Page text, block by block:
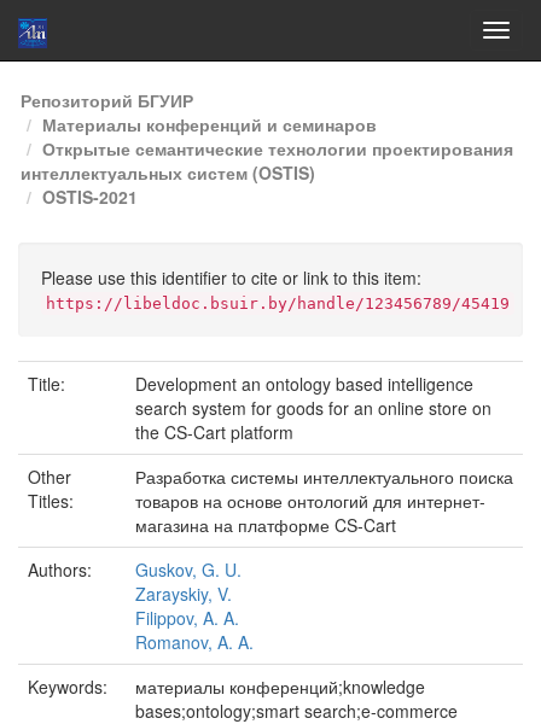
Skip
navigation
Репозиторий БГУИР
Материалы конференций и семинаров
Открытые семантические технологии проектирования
интеллектуальных систем (OSTIS)
OSTIS-2021
Please use this identifier to cite or link to this item:
https://libeldoc.bsuir.by/handle/123456789/45419
Title:
Development an ontology based intelligence
search system for goods for an online store on
the CS-Cart platform
Other
Titles:
Разработка системы интеллектуального поиска
товаров на основе онтологий для интернет-
магазина на платформе CS-Cart
Authors:
Guskov, G. U.
Zarayskiy, V.
Filippov, A. A.
Romanov, A. A.
Keywords:
материалы конференций;knowledge
bases;ontology;smart search;e-commerce